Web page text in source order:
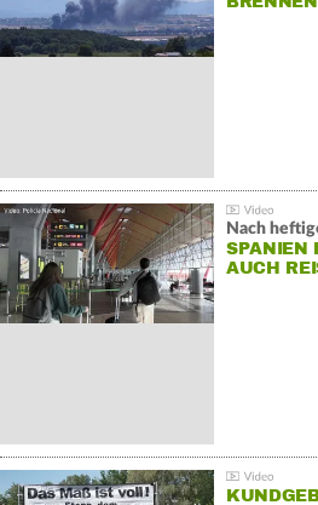
Nach
SPANIEN
AUCH